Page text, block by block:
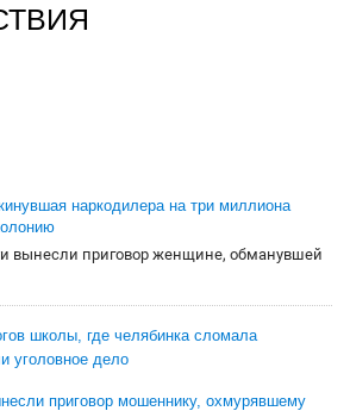
наркодилера на три миллиона
вынесли приговор женщине, обманувшей
школы, где челябинка сломала
уголовное дело
приговор мошеннику, охмурявшему